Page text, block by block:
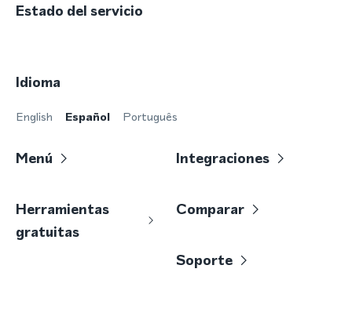
Estado del servicio
Idioma
English Español Português
Menú Integraciones
Herramientas
gratuitas
Comparar
Soporte